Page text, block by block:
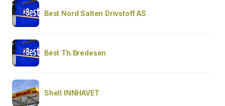
Best Nord Salten Drivstoff AS
Best Th.Bredesen
Shell INNHAVET